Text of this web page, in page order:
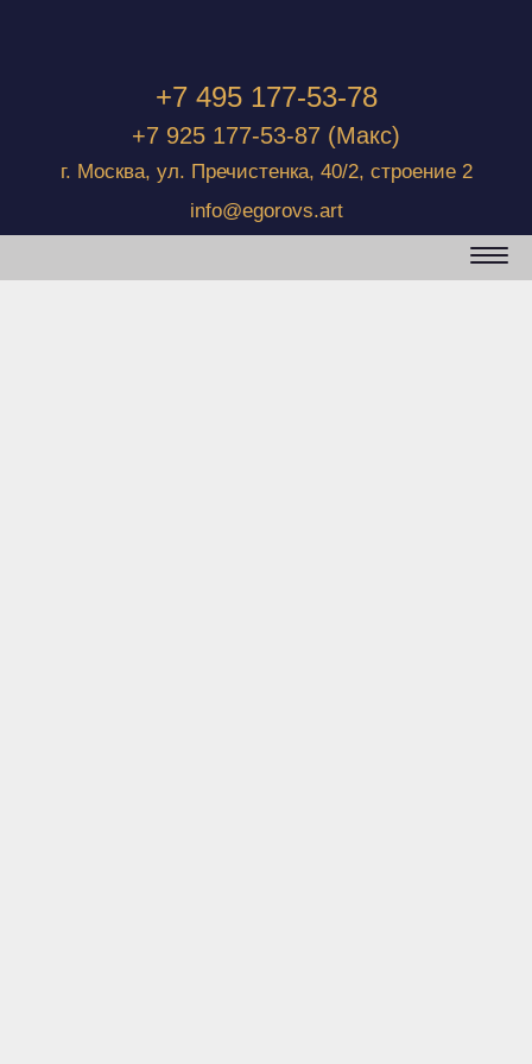
+7 495 177-53-78
+7 925 177-53-87 (Макс)
г. Москва, ул. Пречистенка, 40/2, строение 2
info@egorovs.art